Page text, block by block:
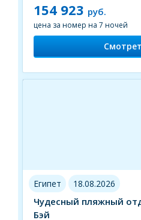
154 923 руб.
цена за номер на 7 ночей
Египет 18.08.2026
Чудесный пляжный
Бэй